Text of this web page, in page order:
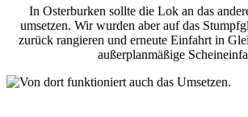
In Osterburken sollte die Lok an das
umsetzen. Wir wurden aber auf das
zurück rangieren und erneute Einfahrt in
außerplanmäßige